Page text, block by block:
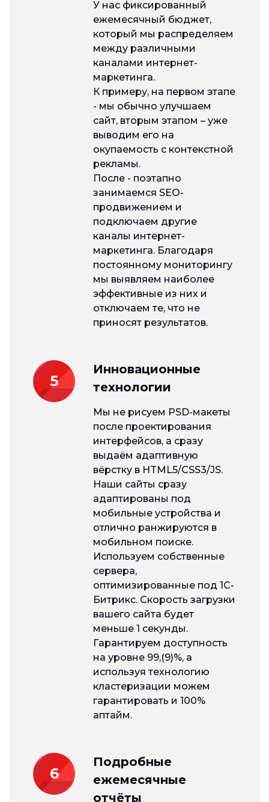
У нас фиксированный
ежемесячный бюджет,
который мы распределяем
между различными
каналами интернет-
маркетинга.
К примеру, на первом этапе
- мы обычно улучшаем
сайт, вторым этапом – уже
выводим его на
окупаемость с контекстной
рекламы.
После - поэтапно
занимаемся SEO-
продвижением и
подключаем другие
каналы интернет-
маркетинга. Благодаря
постоянному мониторингу
мы выявляем наиболее
эффективные из них и
отключаем те, что не
приносят результатов.
5
Инновационные
технологии
Мы не рисуем PSD-макеты
после проектирования
интерфейсов, а сразу
выдаём адаптивную
вёрстку в HTML5/CSS3/JS.
Наши сайты сразу
адаптированы под
мобильные устройства и
отлично ранжируются в
мобильном поиске.
Используем собственные
сервера,
оптимизированные под 1С-
Битрикс. Скорость загрузки
вашего сайта будет
меньше 1 секунды.
Гарантируем доступность
на уровне 99,(9)%, а
используя технологию
кластеризации можем
гарантировать и 100%
аптайм.
6
Подробные
ежемесячные
отчёты